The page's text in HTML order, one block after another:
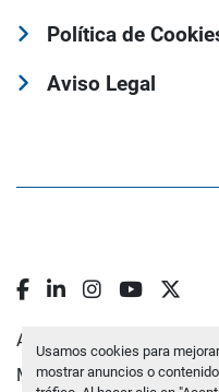
Usamos cookies para
mostrar anuncios o
Política de
Aviso Legal
Administrar cookies
Machinio Systemsitio
facebook
linkedininstagram
youtube